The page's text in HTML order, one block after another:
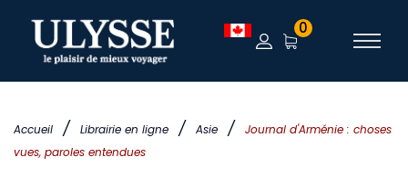
Accueil / Librairie en ligne / Asie /
Journal d'Arménie : choses
vues, paroles entendues
0